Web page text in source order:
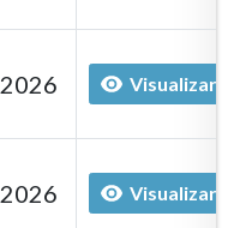
2026 Visualizar
2026 Visualizar